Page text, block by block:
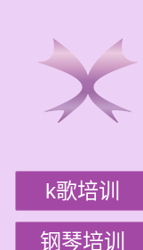
k歌培训
钢琴培训